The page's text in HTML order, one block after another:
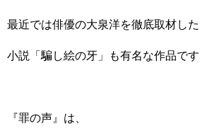
最近では俳優の大泉洋を徹底取材した
小説「騙し絵の牙」も有名な作品です
『罪の声』は、